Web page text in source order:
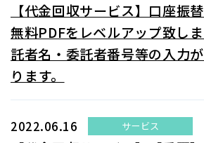
【代金回収サービス】口座振
無料PDFをレベルアップ致し
託者名・委託者番号等の入力
ります。
2022.06.16 サービス